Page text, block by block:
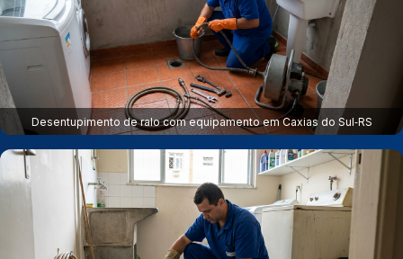
Desentupimento de ralo com equipamento em Caxias do Sul‑RS